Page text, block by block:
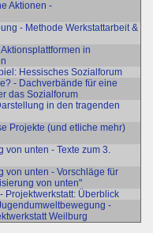
Aktionen -
- Methode Werkstattarbeit &
in
Hessisches Sozialforum
- Dachverbände für eine
das Sozialforum
in den tragenden
Projekte (und etliche mehr)
von unten - Texte zum 3.
von unten - Vorschläge für
von unten"
Projektwerkstatt: Überblick
-
Weilburg